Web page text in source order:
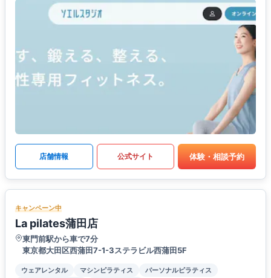
店舗情報 公式サイト 体験・相談予約
キャンペーン中
La pilates蒲田店
東門前駅から車で7分
東京都大田区西蒲田7-1-3ステラビル西蒲田5F
ウェアレンタル マシンピラティス
パーソナルピラティス